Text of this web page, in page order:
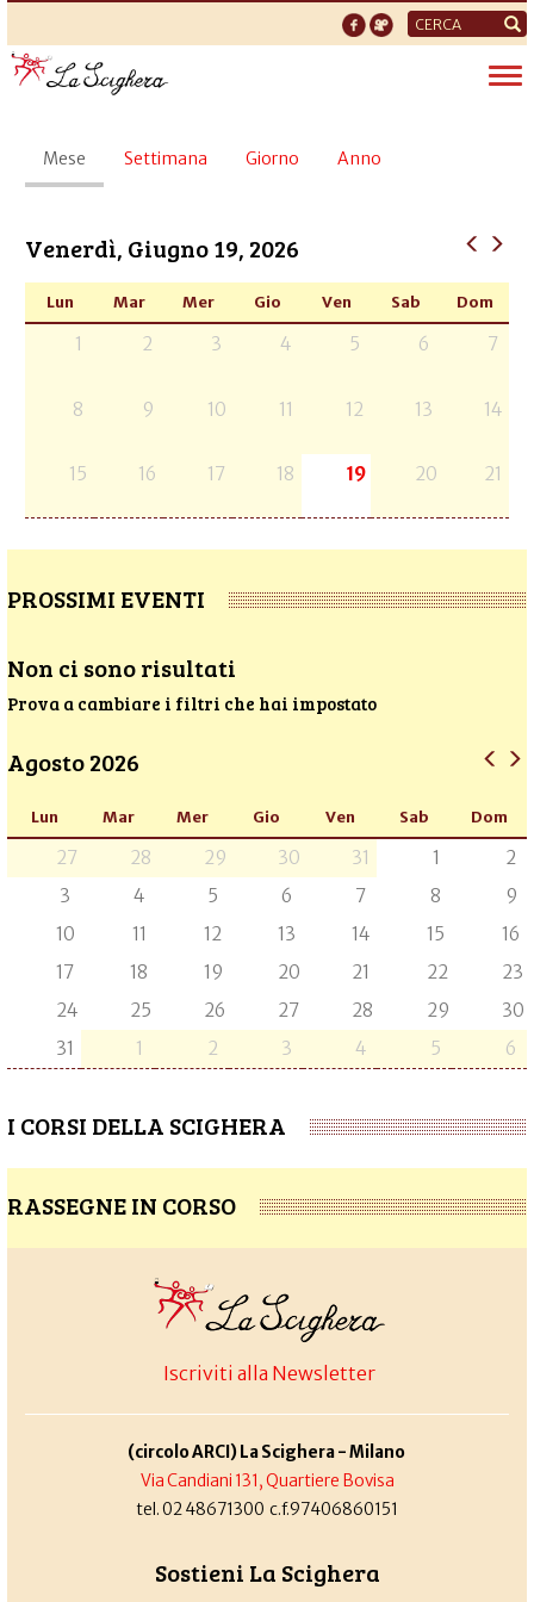
Form
di
ricerca
Schede
primarie
Mese (scheda
attiva)
Settimana Giorno Anno
Venerdì, Giugno 19, 2026
Lun Mar Mer Gio Ven Sab Dom
1 2 3 4 5 6 7
8 9 10 11 12 13 14
15 16 17 18 19 20 21
PROSSIMI EVENTI
Non ci sono risultati
Prova a cambiare i filtri che hai impostato
Agosto 2026
Lun Mar Mer Gio Ven Sab Dom
27 28 29 30 31 1
2
3
4 5 6 7 8
9
10
11 12 13 14 15
16
17
18 19 20 21 22
23
24
25 26 27 28 29
30
31
1 2 3 4 5 6
I CORSI DELLA SCIGHERA
RASSEGNE IN CORSO
Iscriviti alla Newsletter
(circolo ARCI) La Scighera - Milano
Via Candiani 131, Quartiere Bovisa
tel. 02 48671300 c.f.97406860151
Sostieni La Scighera